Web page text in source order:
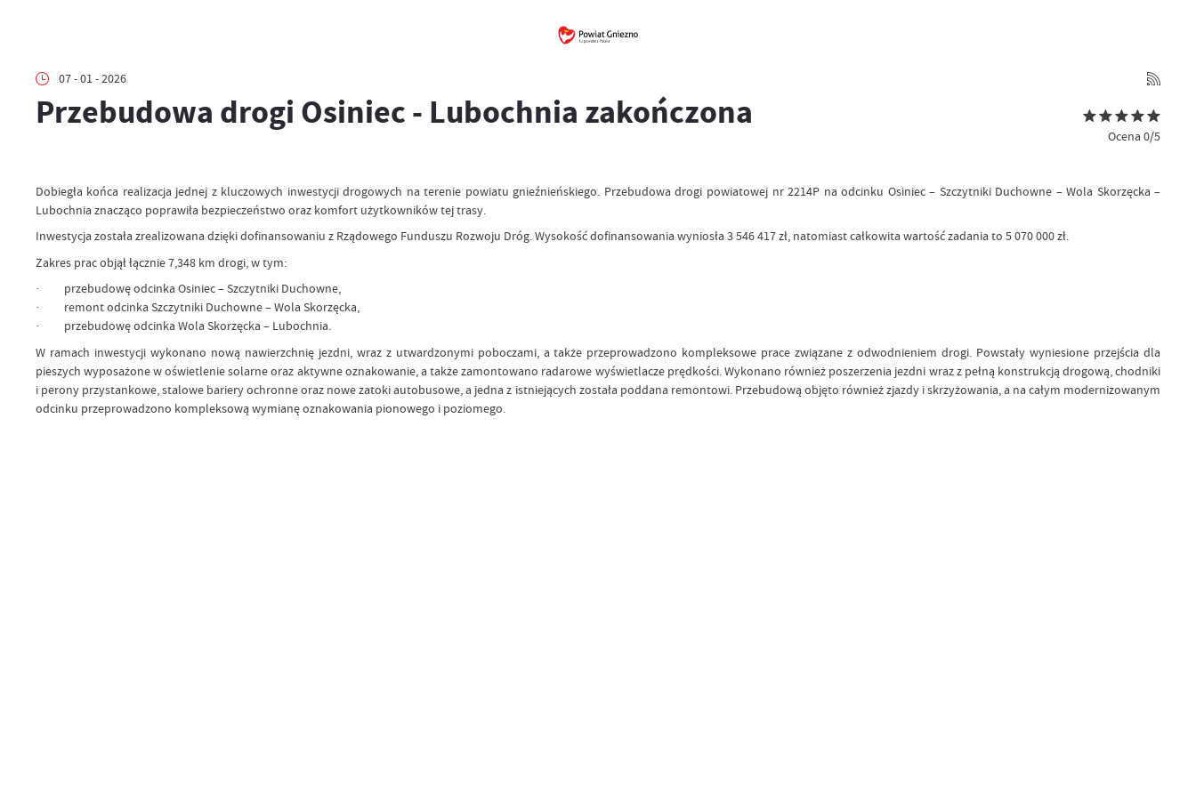
07 - 01 - 2026
Przebudowa drogi Osiniec - Lubochnia zakończona
Ocena 0/5
Dobiegła końca realizacja jednej z kluczowych inwestycji drogowych na terenie powiatu gnieźnieńskiego. Przebudowa drogi powiatowej nr 2214P na odcinku Osiniec – Szczytniki Duchowne – Wola Skorzęcka –
Lubochnia znacząco poprawiła bezpieczeństwo oraz komfort użytkowników tej trasy.
Inwestycja została zrealizowana dzięki dofinansowaniu z Rządowego Funduszu Rozwoju Dróg. Wysokość dofinansowania wyniosła 3 546 417 zł, natomiast całkowita wartość zadania to 5 070 000 zł.
Zakres prac objął łącznie 7,348 km drogi, w tym:
· przebudowę odcinka Osiniec – Szczytniki Duchowne,
· remont odcinka Szczytniki Duchowne – Wola Skorzęcka,
· przebudowę odcinka Wola Skorzęcka – Lubochnia.
W ramach inwestycji wykonano nową nawierzchnię jezdni, wraz z utwardzonymi poboczami, a także przeprowadzono kompleksowe prace związane z odwodnieniem drogi. Powstały wyniesione przejścia dla
pieszych wyposażone w oświetlenie solarne oraz aktywne oznakowanie, a także zamontowano radarowe wyświetlacze prędkości. Wykonano również poszerzenia jezdni wraz z pełną konstrukcją drogową, chodniki
i perony przystankowe, stalowe bariery ochronne oraz nowe zatoki autobusowe, a jedna z istniejących została poddana remontowi. Przebudową objęto również zjazdy i skrzyżowania, a na całym modernizowanym
odcinku przeprowadzono kompleksową wymianę oznakowania pionowego i poziomego.